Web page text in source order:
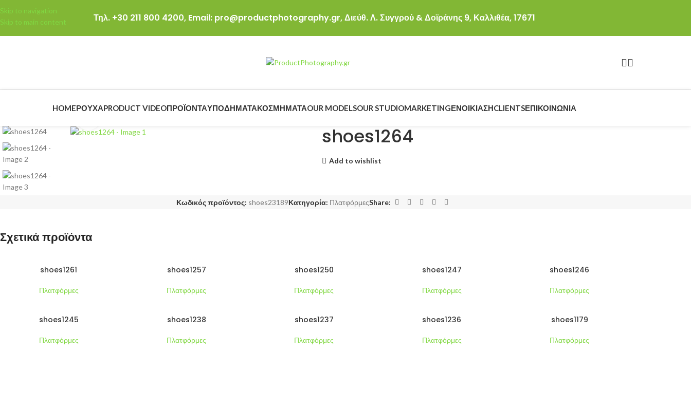
Skip to navigation
Skip to main content
Τηλ. +30 211 800 4200, Email: pro@productphotography.gr,Διεύθ. Λ. Συγγρού & Δοϊράνης 9, Καλλιθέα, 17671
HOMEΡΟΎΧΑPRODUCT VIDEOΠΡΟΪΌΝΤΑΥΠΟΔΉΜΑΤΑΚΟΣΜΉΜΑΤΑOUR MODELSOUR STUDIOMARKETINGΕΝΟΙΚΊΑΣΗCLIENTSΕΠΙΚΟΙΝΩΝΊΑ
shoes1264
Add to wishlist
Κωδικός προϊόντος: shoes23189Κατηγορία: ΠλατφόρμεςShare:
Σχετικά προϊόντα
shoes1261
Πλατφόρμες
shoes1257
Πλατφόρμες
shoes1250
Πλατφόρμες
shoes1247
Πλατφόρμες
shoes1246
Πλατφόρμες
shoes1245
Πλατφόρμες
shoes1238
Πλατφόρμες
shoes1237
Πλατφόρμες
shoes1236
Πλατφόρμες
shoes1179
Πλατφόρμες